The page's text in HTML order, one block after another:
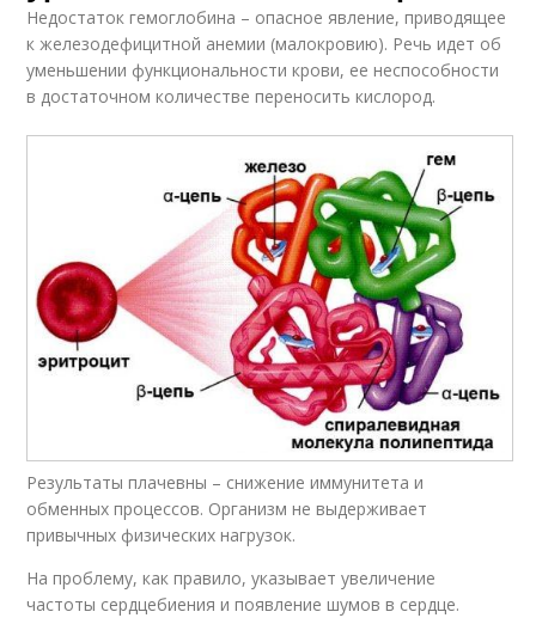
Недостаток гемоглобина – опасное явление, приводящее
к железодефицитной анемии (малокровию). Речь идет об
уменьшении функциональности крови, ее неспособности
в достаточном количестве переносить кислород.
Результаты плачевны – снижение иммунитета и
обменных процессов. Организм не выдерживает
привычных физических нагрузок.
На проблему, как правило, указывает увеличение
частоты сердцебиения и появление шумов в сердце.